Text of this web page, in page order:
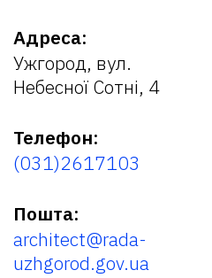
Адреса:
Ужгород, вул.
Небесної Сотні, 4
Телефон:
(031)2617103
Пошта:
architect@rada-
uzhgorod.gov.ua